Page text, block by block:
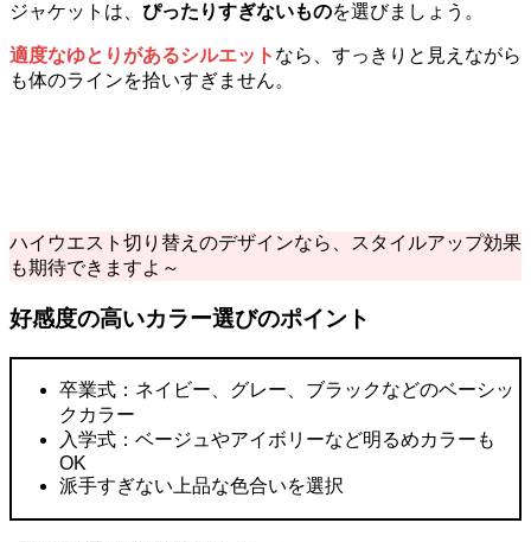
ジャケットは、 ぴったりすぎないものを選びましょう。
適度なゆとりがあるシルエット なら、すっきりと見えながら
も体のラインを拾いすぎません。
ハイウエスト切り替えのデザインなら、スタイルアップ効果
も期待できますよ～
好感度の高いカラー選びのポイント
卒業式：ネイビー、グレー、ブラックなどのベーシッ
クカラー
入学式：ベージュやアイボリーなど明るめカラーも
OK
派手すぎない上品な色合いを選択